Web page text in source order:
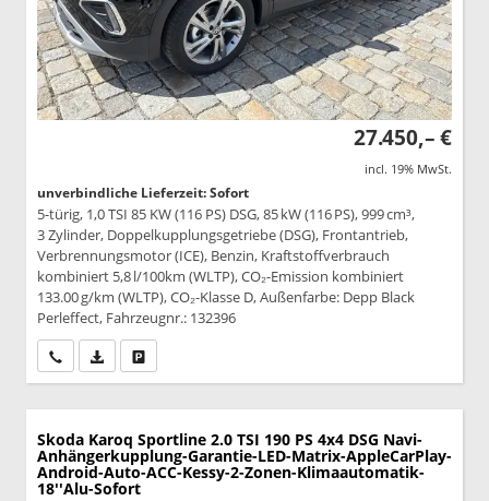
27.450,– €
incl. 19% MwSt.
unverbindliche Lieferzeit: Sofort
5-türig, 1,0 TSI 85 KW (116 PS) DSG, 85 kW (116 PS), 999 cm³,
3 Zylinder, Doppelkupplungsgetriebe (DSG), Frontantrieb,
Verbrennungsmotor (ICE), Benzin, Kraftstoffverbrauch
kombiniert 5,8 l/100km (WLTP), CO₂-Emission kombiniert
133.00 g/km (WLTP), CO₂-Klasse D, Außenfarbe: Depp Black
Perleffect, Fahrzeugnr.: 132396
Wir rufen Sie anPDF-Datei, Fahrzeugexposé drucken
Skoda Karoq Sportline 2.0 TSI 190 PS 4x4 DSG Navi-
Anhängerkupplung-Garantie-LED-Matrix-AppleCarPlay-
Android-Auto-ACC-Kessy-2-Zonen-Klimaautomatik-
18''Alu-Sofort